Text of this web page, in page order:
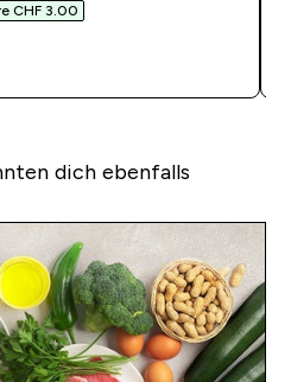
CHF 3.00‎
dich ebenfalls